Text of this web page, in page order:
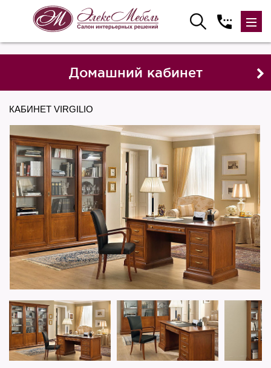
Домашний кабинет
КАБИНЕТ VIRGILIO